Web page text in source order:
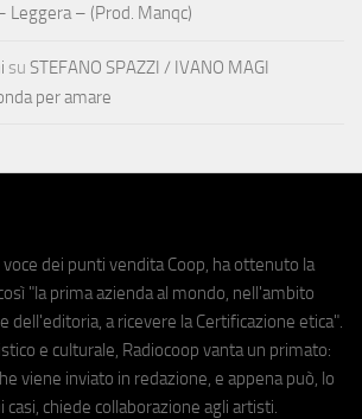
Leggera – (Prod. Manqc)
su STEFANO SPAZZI / IVANO MAGI
per amare
voce dei punti vendita Coop, ha ottenuto la
"la prima azienda al mondo, nell'ambito
dell'editoria, a ricevere la Certificazione etica".
e culturale, Radiocoop vanta un primato:
viene inviato in redazione, e appena può, lo
casi, chiede collaborazione agli artisti.